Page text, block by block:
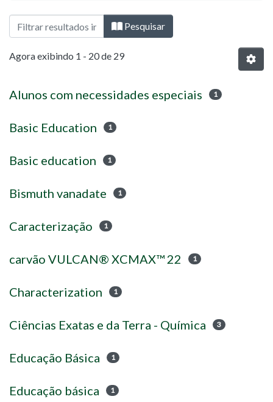
Navegando 04 - Graduação - Química
Pesquisar
Agora exibindo 1 - 20 de 29
Alunos com necessidades especiais 1
Basic Education 1
Basic education 1
Bismuth vanadate 1
Caracterização 1
carvão VULCAN® XCMAX™ 22 1
Characterization 1
Ciências Exatas e da Terra - Química 3
Educação Básica 1
Educação básica 1